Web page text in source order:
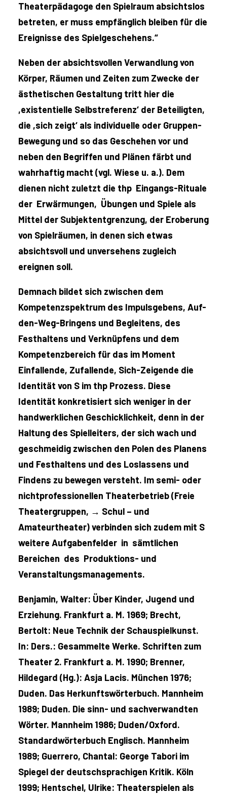
Theaterpädagoge den Spielraum absichtslos
betreten, er muss empfänglich bleiben für die
Ereignisse des Spielgeschehens.“
Neben der absichtsvollen Verwandlung von
Körper, Räumen und Zeiten zum Zwecke der
ästhetischen Gestaltung tritt hier die
,existentielle Selbstreferenz‘ der Beteiligten,
die ,sich zeigt‘ als individuelle oder Gruppen-
Bewegung und so das Geschehen vor und
neben den Begriffen und Plänen färbt und
wahrhaftig macht (vgl. Wiese u. a.). Dem
dienen nicht zuletzt die thp Eingangs-Rituale
der Erwärmungen, Übungen und Spiele als
Mittel der Subjektentgrenzung, der Eroberung
von Spielräumen, in denen sich etwas
absichtsvoll und unversehens zugleich
ereignen soll.
Demnach bildet sich zwischen dem
Kompetenzspektrum des Impulsgebens, Auf-
den-Weg-Bringens und Begleitens, des
Festhaltens und Verknüpfens und dem
Kompetenzbereich für das im Moment
Einfallende, Zufallende, Sich-Zeigende die
Identität von S im thp Prozess. Diese
Identität konkretisiert sich weniger in der
handwerklichen Geschicklichkeit, denn in der
Haltung des Spielleiters, der sich wach und
geschmeidig zwischen den Polen des Planens
und Festhaltens und des Loslassens und
Findens zu bewegen versteht. Im semi- oder
nichtprofessionellen Theaterbetrieb (Freie
Theatergruppen, → Schul – und
Amateurtheater) verbinden sich zudem mit S
weitere Aufgabenfelder in sämtlichen
Bereichen des Produktions- und
Veranstaltungsmanagements.
Benjamin, Walter: Über Kinder, Jugend und
Erziehung. Frankfurt a. M. 1969; Brecht,
Bertolt: Neue Technik der Schauspielkunst.
In: Ders.: Gesammelte Werke. Schriften zum
Theater 2. Frankfurt a. M. 1990; Brenner,
Hildegard (Hg.): Asja Lacis. München 1976;
Duden. Das Herkunftswörterbuch. Mannheim
1989; Duden. Die sinn- und sachverwandten
Wörter. Mannheim 1986; Duden/Oxford.
Standardwörterbuch Englisch. Mannheim
1989; Guerrero, Chantal: George Tabori im
Spiegel der deutschsprachigen Kritik. Köln
1999; Hentschel, Ulrike: Theaterspielen als